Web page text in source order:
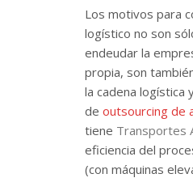
Los motivos para
logístico no son
endeudar la
propia, son
la cadena logística
de outsourcing de
tiene Transportes
eficiencia del
(con máquinas